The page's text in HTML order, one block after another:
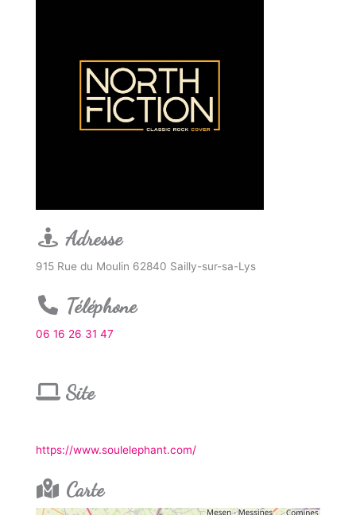
Adresse
915 Rue du Moulin 62840 Sailly-sur-sa-Lys
Téléphone
06 16 26 31 47
Site
https://www.soulelephant.com/
Carte